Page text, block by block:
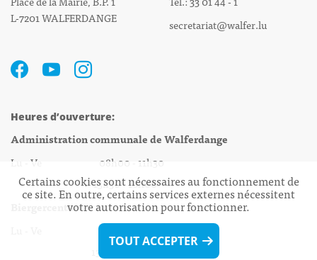
L-7201 WALFERDANGE
secretariat@walfer.lu
Heures d’ouverture:
Administration communale de Walferdange
Lu - Ve 08h00 - 11h30
13h30 - 16h00
Biergercenter
Lu - Ve 08h00 - 11h30
13h30 - 16h00
Certains cookies sont nécessaires au fonctionnement de
ce site. En outre, certains services externes nécessitent
votre autorisation pour fonctionner.
TOUT ACCEPTER